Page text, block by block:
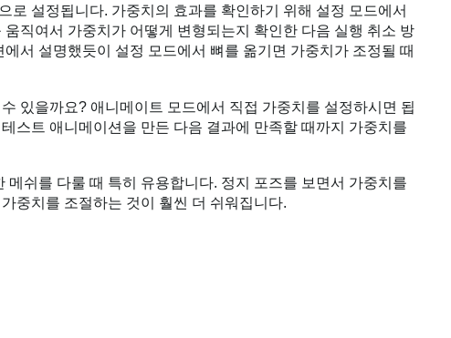
로 설정됩니다. 가중치의 효과를 확인하기 위해 설정 모드에서
직여서 가중치가 어떻게 변형되는지 확인한 다음 실행 취소 방
서 설명했듯이 설정 모드에서 뼈를 옮기면 가중치가 조정될 때
있을까요? 애니메이트 모드에서 직접 가중치를 설정하시면 됩
스트 애니메이션을 만든 다음 결과에 만족할 때까지 가중치를
쉬를 다룰 때 특히 유용합니다. 정지 포즈를 보면서 가중치를
중치를 조절하는 것이 훨씬 더 쉬워집니다.